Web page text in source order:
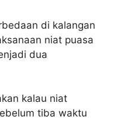
di kalangan
niat puasa
dua
kalau niat
tiba waktu